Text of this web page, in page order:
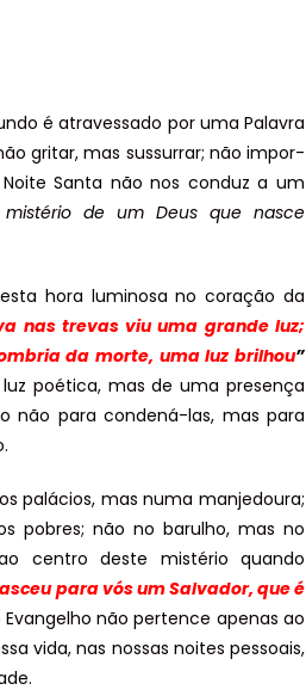
é atravessado por uma Palavra
gritar, mas sussurrar; não impor-
Santa não nos conduz a um
de um Deus que nasce
hora luminosa no coração da
nas trevas viu uma grande luz;
da morte, uma luz brilhou”
poética, mas de uma presença
não para condená-las, mas para
palácios, mas numa manjedoura;
pobres; não no barulho, mas no
centro deste mistério quando
para vós um Salvador, que é
Evangelho não pertence apenas ao
vida, nas nossas noites pessoais,